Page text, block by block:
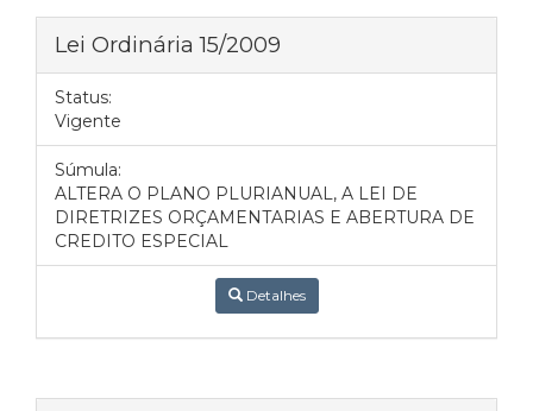
Lei Ordinária 15/2009
Status:
Vigente
Súmula:
ALTERA O PLANO PLURIANUAL, A LEI DE
DIRETRIZES ORÇAMENTARIAS E ABERTURA DE
CREDITO ESPECIAL
Detalhes